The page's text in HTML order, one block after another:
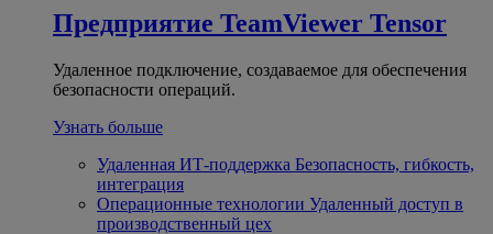
Предприятие TeamViewer Tensor
Удаленное подключение, создаваемое для обеспечения
безопасности операций.
Узнать больше
Удаленная ИТ-поддержка Безопасность, гибкость,
интеграция
Операционные технологии Удаленный доступ в
производственный цех